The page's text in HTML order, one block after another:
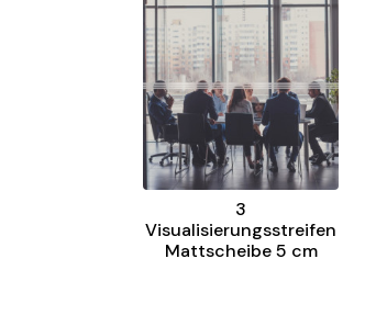
3
Visualisierungsstreifen
Mattscheibe 5 cm